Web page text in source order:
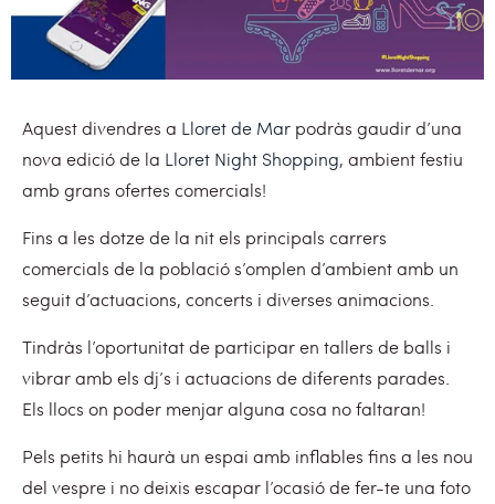
Aquest divendres a Lloret de Mar podràs gaudir d’una
nova edició de la Lloret Night Shopping, ambient festiu
amb grans ofertes comercials!
Fins a les dotze de la nit els principals carrers
comercials de la població s’omplen d’ambient amb un
seguit d’actuacions, concerts i diverses animacions.
Tindràs l’oportunitat de participar en tallers de balls i
vibrar amb els dj’s i actuacions de diferents parades.
Els llocs on poder menjar alguna cosa no faltaran!
Pels petits hi haurà un espai amb inflables fins a les nou
del vespre i no deixis escapar l’ocasió de fer-te una foto